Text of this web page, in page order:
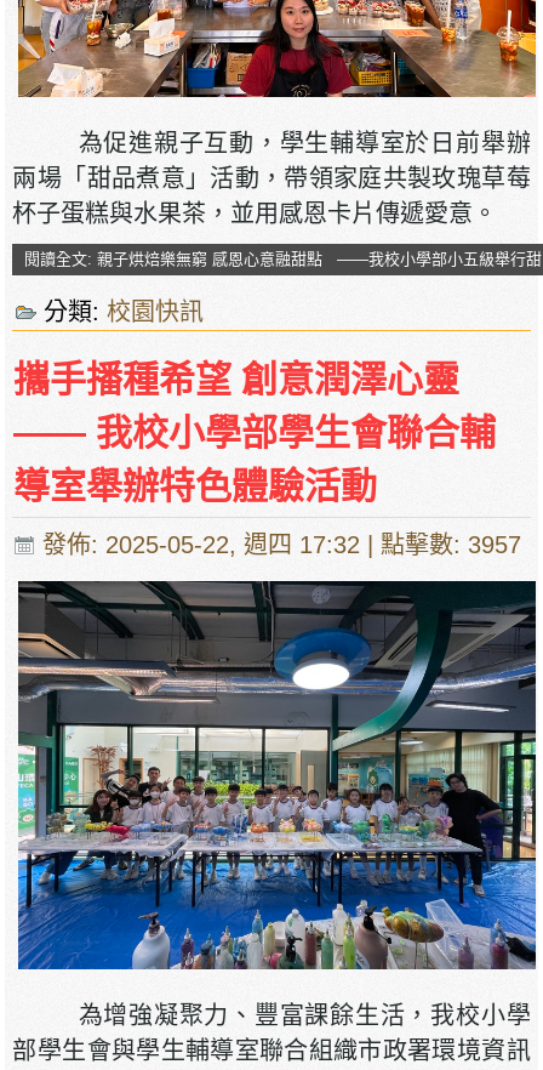
為促進親子互動，學生輔導室於日前舉辦
兩場「甜品煮意」活動，帶領家庭共製玫瑰草莓
杯子蛋糕與水果茶，並用感恩卡片傳遞愛意。
閱讀全文: 親子烘焙樂無窮 感恩心意融甜點 ——我校小學部小五級舉行
分類:校園快訊
攜手播種希望 創意潤澤心靈
—— 我校小學部學生會聯合輔
導室舉辦特色體驗活動
發佈: 2025-05-22, 週四 17:32 | 點擊數: 3957
為增強凝聚力、豐富課餘生活，我校小學
部學生會與學生輔導室聯合組織市政署環境資訊